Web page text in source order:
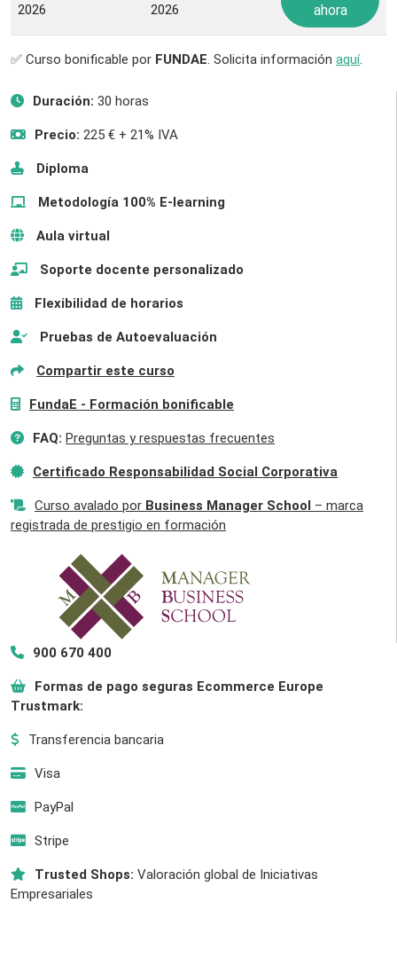
2026
2026
ahora
✅ Curso bonificable por FUNDAE. Solicita información aquí.
Duración: 30 horas
Precio: 225 € + 21% IVA
Diploma
Metodología 100% E-learning
Aula virtual
Soporte docente personalizado
Flexibilidad de horarios
Pruebas de Autoevaluación
Compartir este curso
FundaE - Formación bonificable
FAQ: Preguntas y respuestas frecuentes
Certificado Responsabilidad Social Corporativa
Curso avalado por Business Manager School – marca
registrada de prestigio en formación
900 670 400
Formas de pago seguras Ecommerce Europe
Trustmark:
Transferencia bancaria
Visa
PayPal
Stripe
Trusted Shops: Valoración global de Iniciativas
Empresariales